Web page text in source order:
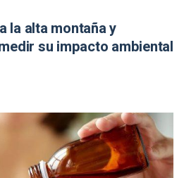
la alta montaña y
su impacto ambiental